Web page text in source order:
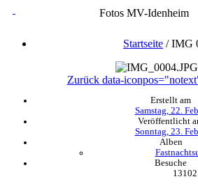
Fotos MV-Idenheim
Startseite /IMG
Zurück data-
Erstellt am
Samstag, 22.
Veröffentlicht
Sonntag, 23.
Alben
Besuche
13102